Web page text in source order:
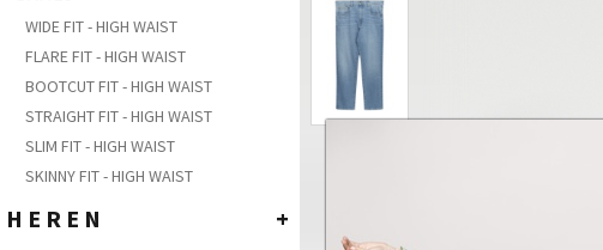
WIDE FIT - HIGH WAIST
FLARE FIT - HIGH WAIST
BOOTCUT FIT - HIGH WAIST
STRAIGHT FIT - HIGH WAIST
SLIM FIT - HIGH WAIST
SKINNY FIT - HIGH WAIST
HEREN +